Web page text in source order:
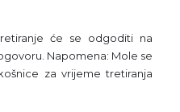
će se odgoditi na
Napomena: Mole se
za vrijeme tretiranja